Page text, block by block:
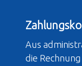
Aus
die